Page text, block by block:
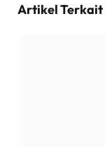
Artikel Terkait